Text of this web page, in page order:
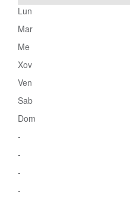
Lun
Mar
Me
Xov
Ven
Sab
Dom
-
-
-
-